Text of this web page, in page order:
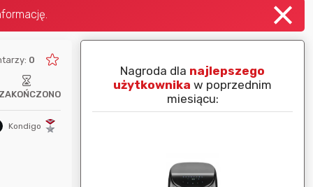
0
ZAKOŃCZONO
Kondigo
miesiącu:
Nagroda dla najlepszego
użytkownika w poprzednim
miesiącu: